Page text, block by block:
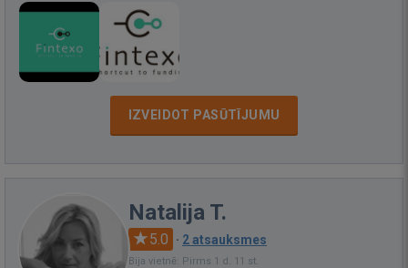
IZVEIDOT PASŪTĪJUMU
Natalija T.
5.0 · 2 atsauksmes
Bija vietnē: Pirms 1 d. 11 st.